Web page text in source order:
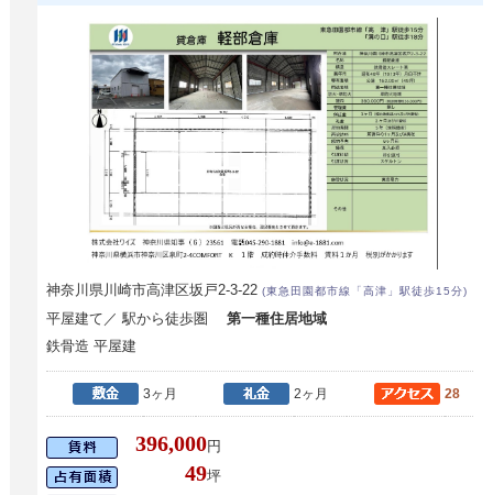
神奈川県川崎市高津区坂戸2-3-22(東急田園都市線「高津」駅徒歩15分)
平屋建て／ 駅から徒歩圏第一種住居地域
鉄骨造 平屋建
3ヶ月 2ヶ月 28
396,000円
49坪